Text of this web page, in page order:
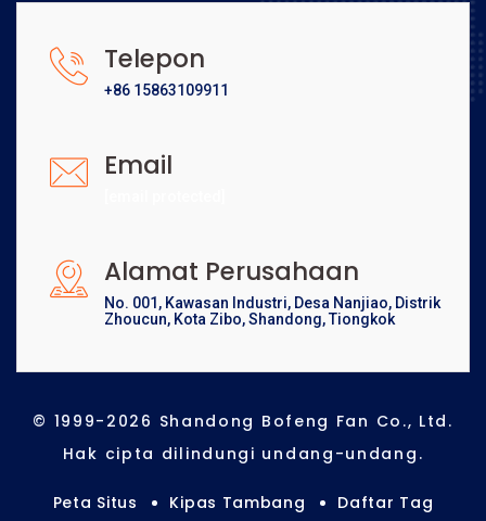
Telepon
+86 15863109911
Email
Alamat Perusahaan
No. 001, Kawasan Industri, Desa Nanjiao, Distrik
Zhoucun, Kota Zibo, Shandong, Tiongkok
© 1999-2026 Shandong Bofeng Fan Co., Ltd.
Hak cipta dilindungi undang-undang.
Peta Situs Kipas Tambang Daftar Tag